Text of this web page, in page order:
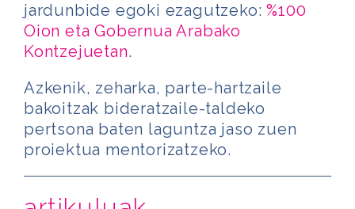
jardunbide egoki ezagutzeko:%100
Oion eta Gobernua Arabako
Kontzejuetan.
Azkenik, zeharka, parte-hartzaile
bakoitzak bideratzaile-taldeko
pertsona baten laguntza jaso zuen
proiektua mentorizatzeko.